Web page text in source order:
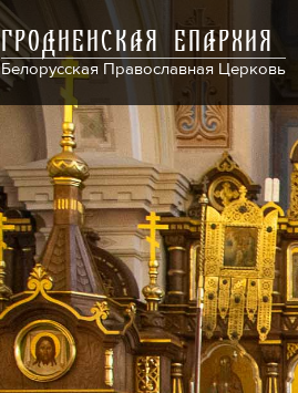
ГРОДНЕНСКАЯ ЕПАРХИЯ
Белорусская Православная Церковь